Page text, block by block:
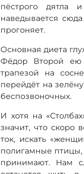
пёстрого дятла
наведывается
прогоняет.
Основная диета
Фёдор Второй ею
трапезой на
перейдёт на
беспозвоночных.
И хотя на
значит, что скоро
ток, искать
полигамные птицы,
принимают. Нам